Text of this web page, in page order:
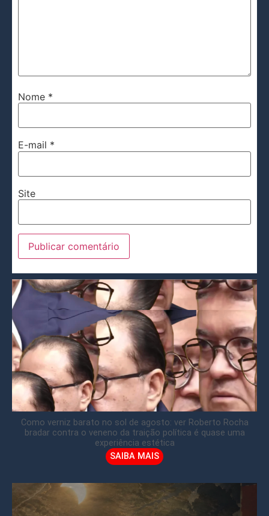
Nome *
E-mail *
Site
Como verniz barato no sol de agosto: ver Roberto Rocha
bradar contra o veneno da traição política é quase uma
experiência estética
SAIBA MAIS